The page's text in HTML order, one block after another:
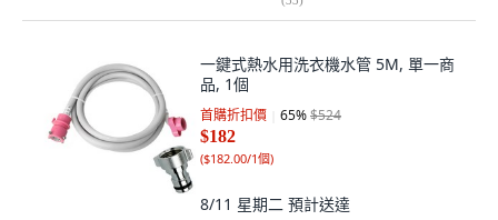
一鍵式熱水用洗衣機水管 5M, 單一商
品, 1個
首購折扣價 65%$524
$182
($182.00/1個)
8/11 星期二 預計送達